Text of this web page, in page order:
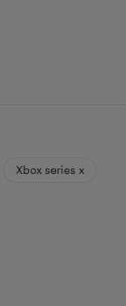
Xbox series x